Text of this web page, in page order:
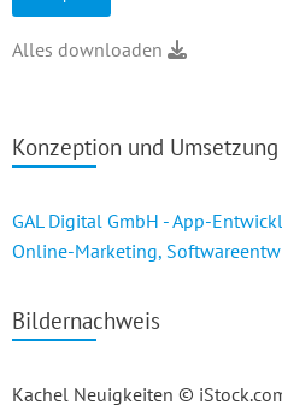
Alles downloaden
Konzeption und
GAL Digital GmbH - App-
Online-Marketing,
Bildernachweis
Kachel Neuigkeiten ©